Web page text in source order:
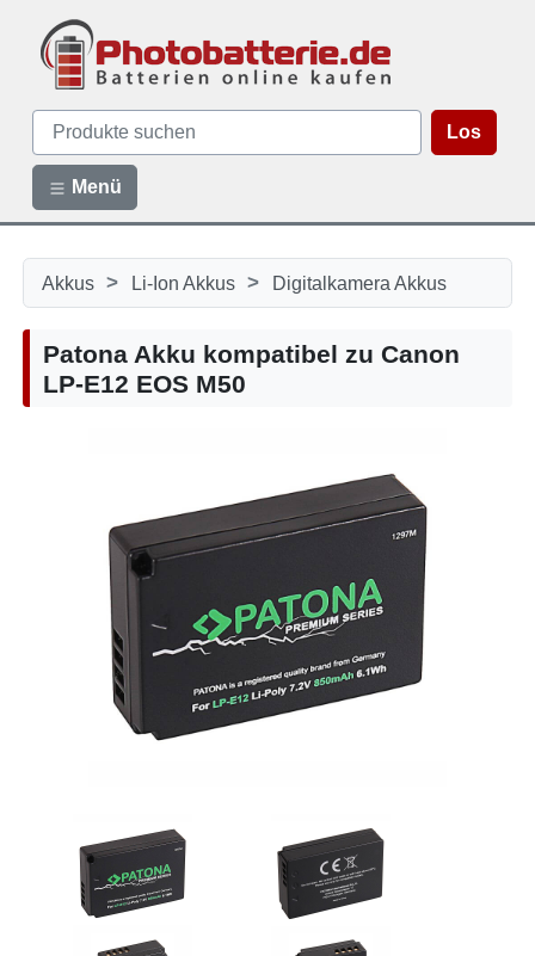
Los
Menü
Akkus > Li-Ion Akkus > Digitalkamera Akkus
Patona Akku kompatibel zu Canon
LP-E12 EOS M50